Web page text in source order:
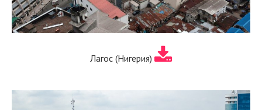
Лагос (Нигерия)